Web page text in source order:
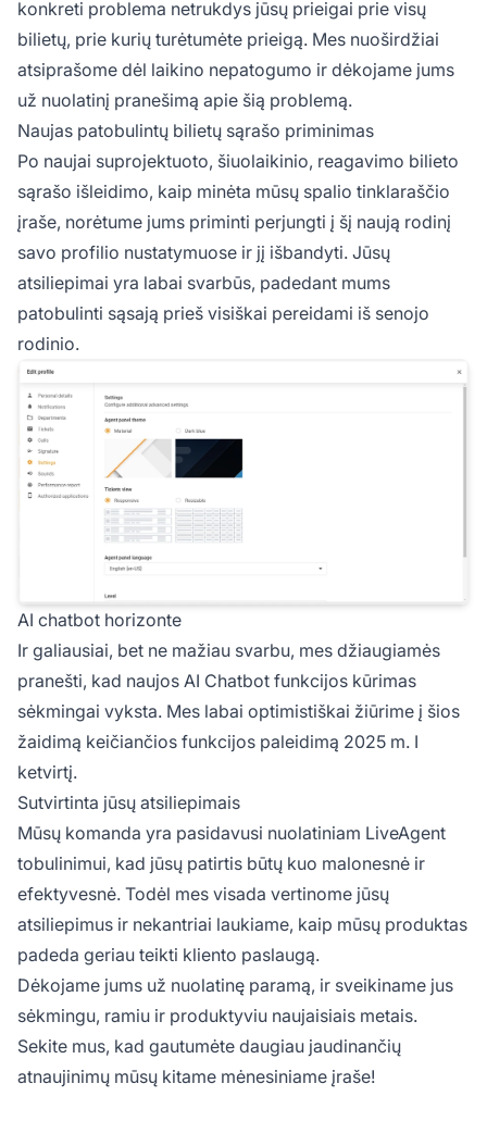
konkreti problema netrukdys jūsų prieigai prie visų
bilietų, prie kurių turėtumėte prieigą. Mes nuoširdžiai
atsiprašome dėl laikino nepatogumo ir dėkojame jums
už nuolatinį pranešimą apie šią problemą.
Naujas patobulintų bilietų sąrašo priminimas
Po naujai suprojektuoto, šiuolaikinio, reagavimo bilieto
sąrašo išleidimo, kaip minėta mūsų spalio tinklaraščio
įraše, norėtume jums priminti perjungti į šį naują rodinį
savo profilio nustatymuose ir jį išbandyti. Jūsų
atsiliepimai yra labai svarbūs, padedant mums
patobulinti sąsają prieš visiškai pereidami iš senojo
rodinio.
AI chatbot horizonte
Ir galiausiai, bet ne mažiau svarbu, mes džiaugiamės
pranešti, kad naujos AI Chatbot funkcijos kūrimas
sėkmingai vyksta. Mes labai optimistiškai žiūrime į šios
žaidimą keičiančios funkcijos paleidimą 2025 m. I
ketvirtį.
Sutvirtinta jūsų atsiliepimais
Mūsų komanda yra pasidavusi nuolatiniam LiveAgent
tobulinimui, kad jūsų patirtis būtų kuo malonesnė ir
efektyvesnė. Todėl mes visada vertinome jūsų
atsiliepimus ir nekantriai laukiame, kaip mūsų produktas
padeda geriau teikti kliento paslaugą.
Dėkojame jums už nuolatinę paramą, ir sveikiname jus
sėkmingu, ramiu ir produktyviu naujaisiais metais.
Sekite mus, kad gautumėte daugiau jaudinančių
atnaujinimų mūsų kitame mėnesiniame įraše!